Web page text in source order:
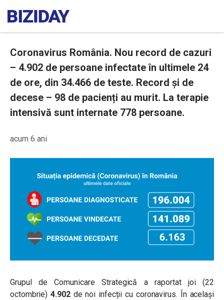
Coronavirus România. Nou record de cazuri
– 4.902 de persoane infectate în ultimele 24
de ore, din 34.466 de teste. Record și de
decese – 98 de pacienți au murit. La terapie
intensivă sunt internate 778 persoane.
acum 6 ani
Grupul de Comunicare Strategică a raportat joi (22
octombrie) 4.902 de noi infecții cu coronavirus. În același